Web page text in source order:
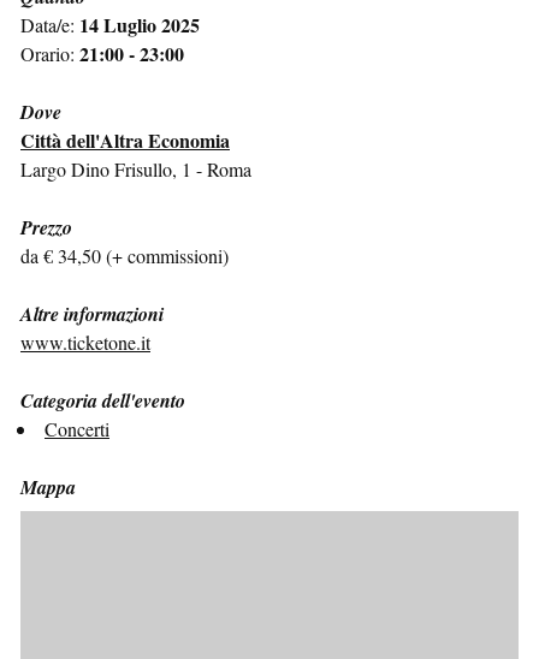
Data/e: 14 Luglio 2025
Orario: 21:00 - 23:00
Dove
Città dell'Altra Economia
Largo Dino Frisullo, 1 - Roma
Prezzo
da € 34,50 (+ commissioni)
Altre informazioni
www.ticketone.it
Categoria dell'evento
Concerti
Mappa